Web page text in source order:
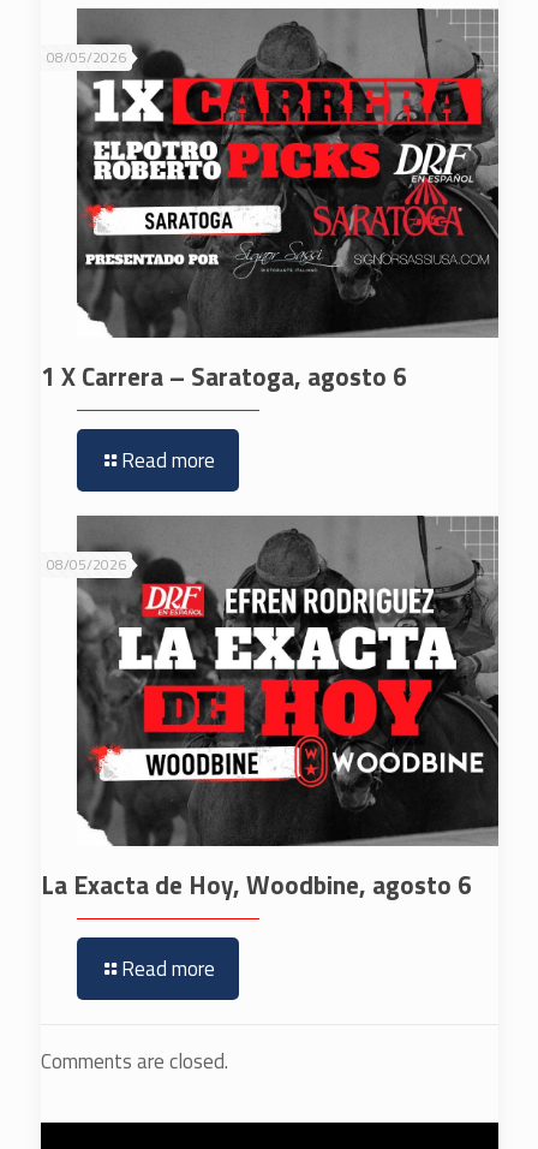
08/05/2026
1 X Carrera – Saratoga, agosto 6
Read more
08/05/2026
La Exacta de Hoy, Woodbine, agosto 6
Read more
Comments are closed.